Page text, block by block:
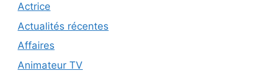
Actrice
Actualités récentes
Affaires
Animateur TV